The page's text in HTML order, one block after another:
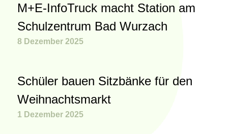
M+E-InfoTruck macht Station am
Schulzentrum Bad Wurzach
8 Dezember 2025
Schüler bauen Sitzbänke für den
Weihnachtsmarkt
1 Dezember 2025